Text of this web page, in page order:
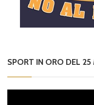
SPORT IN ORO DEL